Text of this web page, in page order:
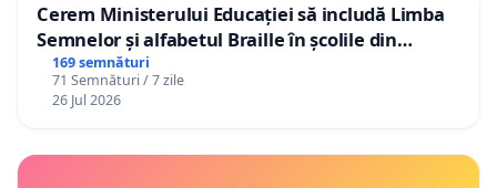
Cerem Ministerului Educației să includă Limba
Semnelor și alfabetul Braille în școlile din
Republica Moldova!
169 semnături
71 Semnături / 7 zile
26 Jul 2026